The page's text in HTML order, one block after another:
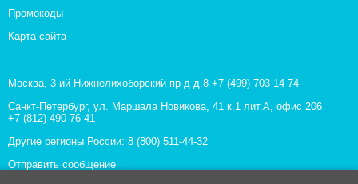
Промокоды
Карта сайта
Москва, 3-ий Нижнелихоборский пр-д д.8 +7 (499) 703-14-74
Санкт-Петербург, ул. Маршала Новикова, 41 к.1 лит.А, офис 206
+7 (812) 490-76-41
Другие регионы России: 8 (800) 511-44-32
Отправить сообщение